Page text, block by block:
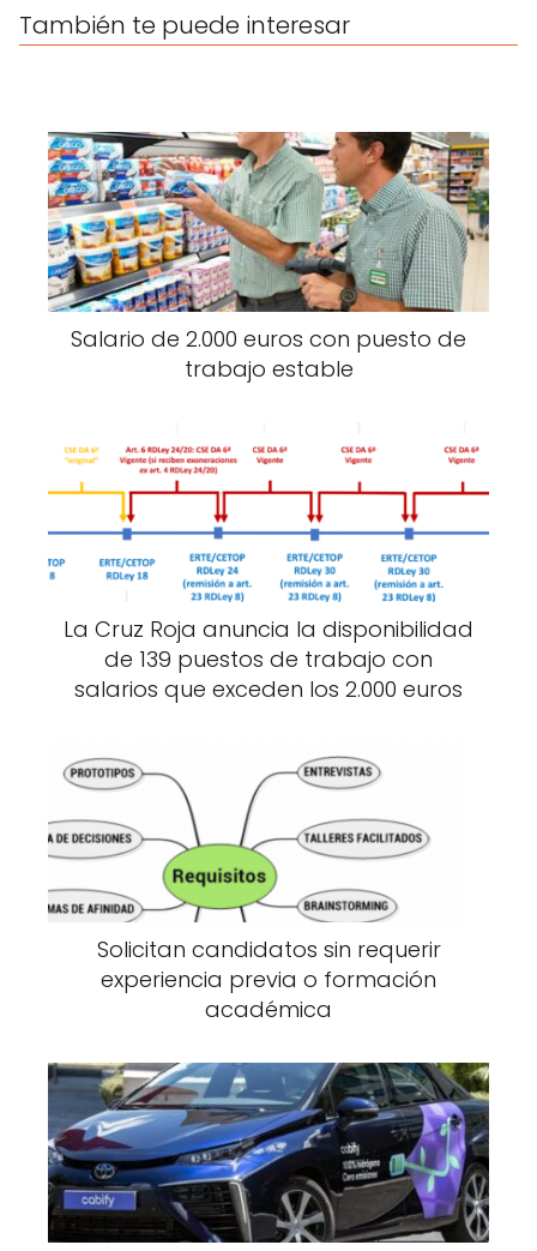
También te puede interesar
Salario de 2.000 euros con puesto de
trabajo estable
La Cruz Roja anuncia la disponibilidad
de 139 puestos de trabajo con
salarios que exceden los 2.000 euros
Solicitan candidatos sin requerir
experiencia previa o formación
académica